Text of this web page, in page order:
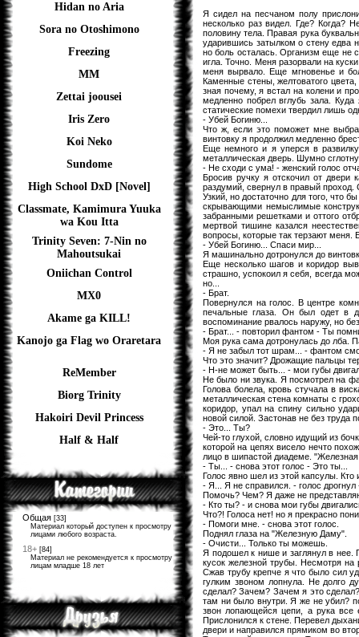
Hidan no Aria
Sora no Otoshimono
Freezing
ММ
Zettai joousei
Iris Zero
Koi Neko
Sundome
High School DxD [Novel]
Classmate, Kamimura Yuuka
wa Kou Itta
Trinity Seven: 7-Nin no
Mahoutsukai
Oniichan Control
MX0
Akame ga KILL!
Kanojo ga Flag wo Oraretara
ReMember
Biorg Trinity
Hakoiri Devil Princess
Half & Half
Общая [33]
Материал который доступен к просмотру
лицами любого возраста.
18+ [84]
Материал не рекомендуется к просмотру
лицам младше 18 лет
Я сидел на песчаном полу
несколько раз видел. Где? Когда?
половину тела. Правая рука
ударившись затылком о стену едва
но боль осталась. Организм еще не
игла. Точно. Меня разорвали на
меня вырвало. Еще мгновенье и
Каменные стены, желтоватого
зная почему, я встал на колени и
медленно побрел вглубь зала.
статические помехи твердил лишь
- Убей Богиню...
Что ж, если это поможет мне
винтовку я продолжил медленно
Еще немного и я уперся в
металлическая дверь. Шумно
- Не сходи с ума! - женский голос
Бросив ручку я отскочил от
раздумий, свернул в правый
Узкий, но достаточно для того, что
скрывающими немыслимые
забранными решетками и оттого
мертвой тишине казался
вопросы, которые так терзают меня.
- Убей Богиню... Спаси мир...
Я машинально дотронулся до
Еще несколько шагов и коридор
страшно, успокоил я себя, всегда
но...
- Брат.
Повернулся на голос. В центре
печальные глаза. Он был одет в
воспоминание рвалось наружу, но
- Брат... - повторил фантом - Ты
Моя рука сама дотронулась до лба.
- Я не забыл тот шрам... - фантом
Что это значит? Дрожащие пальцы
- Н-не может быть... - мои губы
Не было ни звука. Я посмотрел на
Голова болела, кровь стучала в
металлическая стена комнаты с
коридор, упал на спину сильно
новой силой. Застонав не без труда
- Это... Ты?
Чей-то глухой, словно идущий из
которой на цепях висело нечто
лицо в шипастой диадеме.
- Ты... - снова этот голос - Это ты...
Голос явно шел из этой капсулы. Кто
- Я... Я не справился. - голос
Помочь? Чем? Я даже не
- Кто ты? - и снова мои губы
Что?! Голоса нет! но я прекрасно
- Помоги мне. - снова этот голос.
Поднял глаза на "Железную Даму".
- Очисти... Только ты можешь.
Я подошел к нише и заглянул в нее.
кусок железной трубы. Несмотря
Сжав трубу крепче я что было сил
гулким звоном лопнула. Не долго
сделал? Зачем? Зачем я это
там ни было внутри. Я же не убил?
звон лопающейся цепи, а рука все
Прислонился к стене. Перевел
двери и направился прямиком во